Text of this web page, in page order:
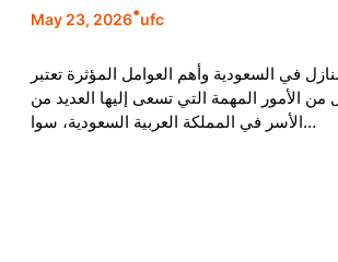
May 23, 2026•ufc
في السعودية وأهم العوامل المؤثرة تعتبر
من الأمور المهمة التي تسعى إليها العديد من
الأسر في المملكة العربية السعودية، سوا…